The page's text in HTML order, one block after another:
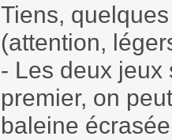
Tiens,
(attention,
- Les deux jeux
premier, on
baleine